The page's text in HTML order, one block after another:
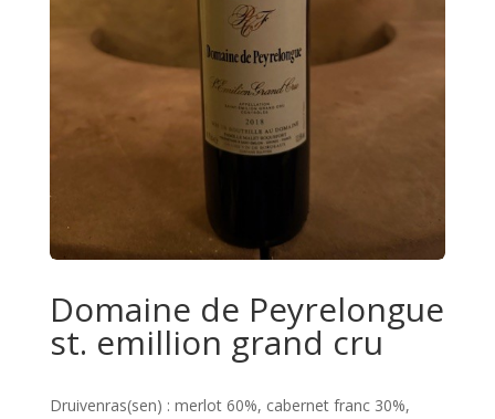
Domaine de Peyrelongue
st. emillion grand cru
Druivenras(sen) : merlot 60%, cabernet franc 30%,